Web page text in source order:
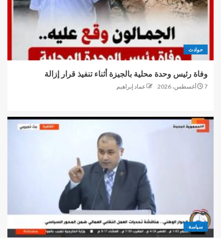
حوادث
وفاة رئيس وحدة محلية بالجيزة أثناء تنفيذ قرار إزالة
7 أغسطس، 2026 عماد إبراهيم
سياسة